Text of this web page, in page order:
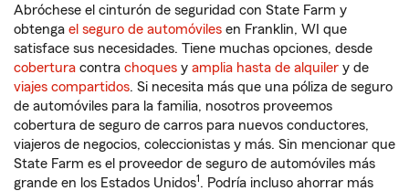
Abróchese el cinturón de seguridad con State Farm y
obtenga el seguro de automóviles en Franklin, WI que
satisface sus necesidades. Tiene muchas opciones, desde
cobertura contra choques y amplia hasta de alquiler y de
viajes compartidos. Si necesita más que una póliza de seguro
de automóviles para la familia, nosotros proveemos
cobertura de seguro de carros para nuevos conductores,
viajeros de negocios, coleccionistas y más. Sin mencionar que
State Farm es el proveedor de seguro de automóviles más
grande en los Estados Unidos1. Podría incluso ahorrar más